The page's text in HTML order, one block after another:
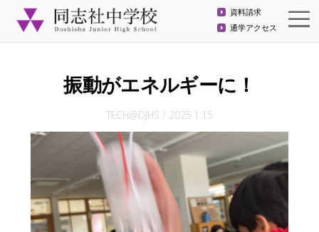
資料請求
通学アクセス
振動がエネルギーに！
TECH@DJHS / 2025.1.15